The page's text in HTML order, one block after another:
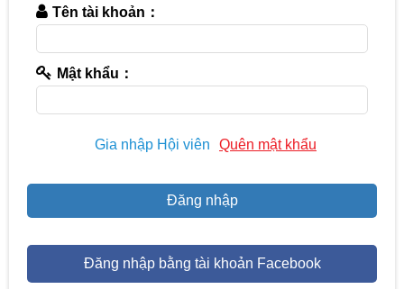
Tên tài khoản：
Mật khẩu：
Gia nhập Hội viên Quên mật khẩu
Đăng nhập bằng tài khoản Facebook